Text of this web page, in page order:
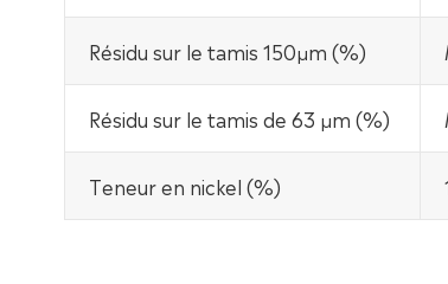
Résidu sur le tamis 150μm (%)
Résidu sur le tamis de 63 μm (%)
Teneur en nickel (%)